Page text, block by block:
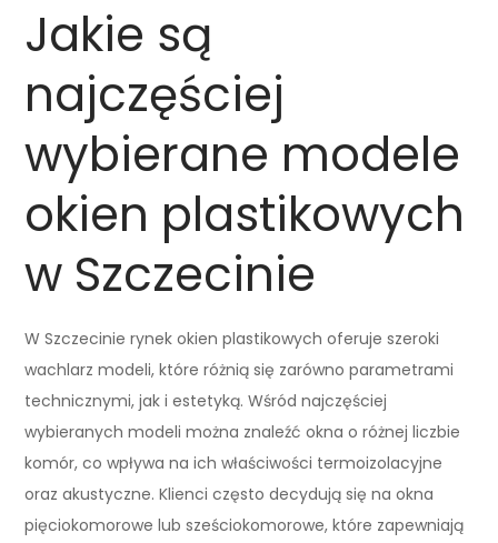
Jakie są
najczęściej
wybierane modele
okien plastikowych
w Szczecinie
W Szczecinie rynek okien plastikowych oferuje szeroki
wachlarz modeli, które różnią się zarówno parametrami
technicznymi, jak i estetyką. Wśród najczęściej
wybieranych modeli można znaleźć okna o różnej liczbie
komór, co wpływa na ich właściwości termoizolacyjne
oraz akustyczne. Klienci często decydują się na okna
pięciokomorowe lub sześciokomorowe, które zapewniają